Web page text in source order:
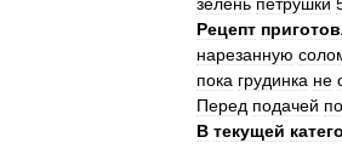
Рецепт
нарезанную
пока грудинка не
Перед подачей
В текущей